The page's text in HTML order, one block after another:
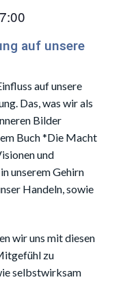
auf unsere
auf unsere
Das, was wir als
Bilder
Buch *Die Macht
und
unserem Gehirn
Handeln, sowie
wir uns mit diesen
zu
selbstwirksam